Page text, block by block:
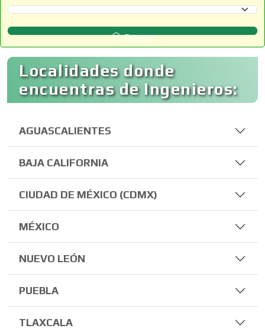
Selecciona un Municipio
Buscar
Localidades donde
encuentras de Ingenieros:
AGUASCALIENTES
BAJA CALIFORNIA
CIUDAD DE MÉXICO (CDMX)
MÉXICO
NUEVO LEÓN
PUEBLA
TLAXCALA